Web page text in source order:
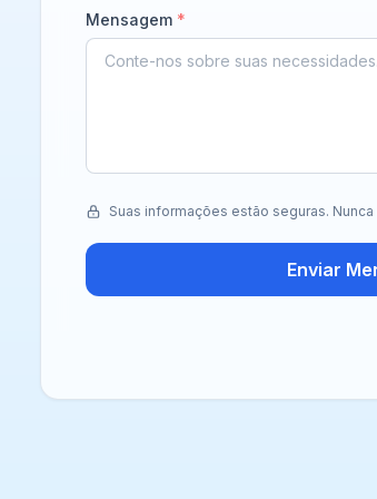
Mensagem *
Suas informações estão seguras.
Enviar